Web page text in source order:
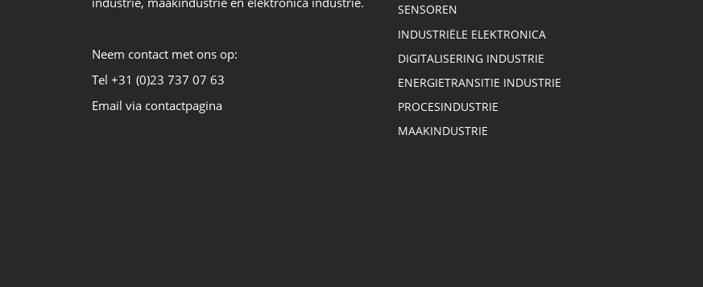
Neem contact met ons op:
Tel +31 (0)23 737 07 63
Email via contactpagina
SENSOREN
INDUSTRIËLE ELEKTRONICA
DIGITALISERING INDUSTRIE
ENERGIETRANSITIE INDUSTRIE
PROCESINDUSTRIE
MAAKINDUSTRIE